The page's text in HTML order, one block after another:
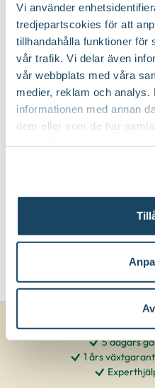
Vi använder
tredjepartscokies för att
tillhandahålla funktioner för
vår trafik. Vi delar även
vår webbplats med våra
medier, reklam och
informationen med annan
dem eller som de har
Jordprodukter:
Växtsätt: Lågt och
Beskärningssätt:
5 dagars
1 års